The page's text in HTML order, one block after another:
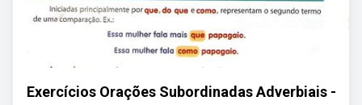
Exercícios Orações Subordinadas Adverbiais -